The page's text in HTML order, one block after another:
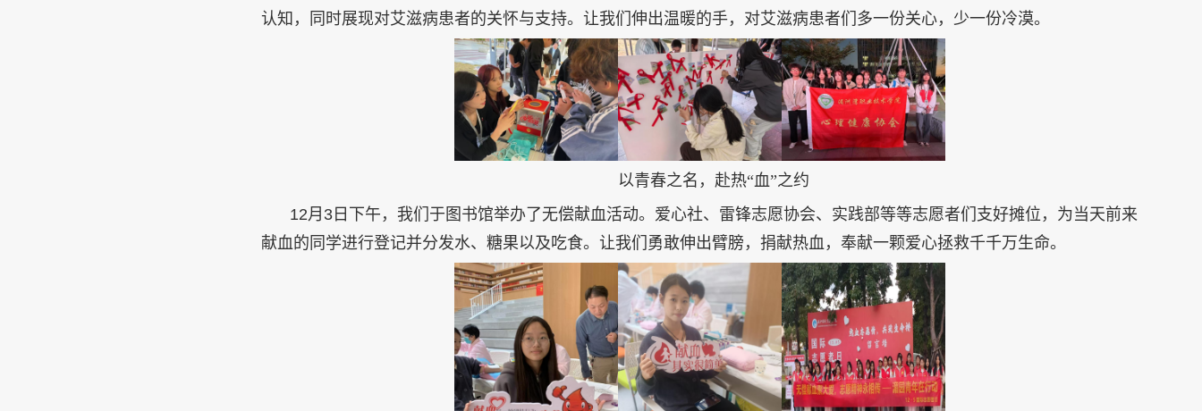
认知，同时展现对艾滋病患者的关怀与支持。让我们伸出温暖的手，对艾滋病患者们多一份关心，少一份冷漠。
以青春之名，赴热“血”之约
12月 3 日下午，我们于图书馆举办了无偿献血活动。爱心社、雷锋志愿协会、实践部等等志愿者们支好摊位，为当天前来
献血的同学进行登记并分发水、糖果以及吃食。让我们勇敢伸出臂膀，捐献热血，奉献一颗爱心拯救千千万生命。